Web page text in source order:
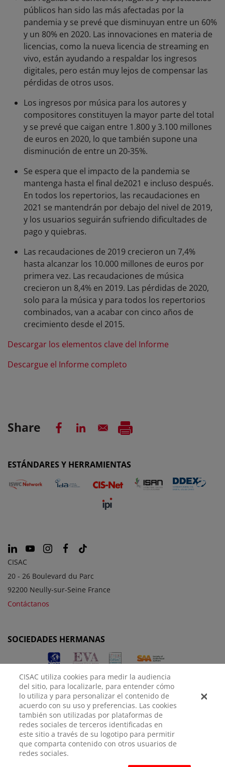
públicos han sido las más afectadas por la
pandemia y se prevé que disminuyan entre un 60%
y un 80% en 2020. Las innovaciones en materia de
licencias, como la nueva licencia de streaming en
vivo, están ayudando a respaldar los ingresos
digitales, pero están muy lejos de compensar las
pérdidas de otros usos.
Los ingresos por música para los autores y
compositores constituyen la mayor parte del total
y se prevé que caigan entre 1.800 y 3.100 millones
de euros en 2020, lo que también supone una
disminución de entre un 20-35%.
Se espera que el impacto de la pandemia se
mantenga hasta el final de2021 e incluso después.
En todos los repertorios, las recaudaciones en
2021 se mantendrán por debajo del nivel de 2019,
y los usuarios seguirán sufriendo dificultades de
pago y quiebras.
Las recaudaciones de 2019 crecieron un 7,4%
hasta alcanzar los 10.000 millones de euros por
primera vez. Las recaudaciones de música
crecieron un 8,4% en 2019. Las pérdidas de 2020,
solo para la música y para todos los repertorios
combinados, van a acabar con cinco años de
crecimiento desde el 2015.
Descargar los elementos clave del Informe
Descargue el Informe completo
Share
ESTÁNDARES Y HERRAMIENTAS
CISAC
20 - 26 Boulevard du Parc
92200 Neully-sur-Seine France
Contáctanos
SOCIEDADES HERMANAS
AVISO
LEGAL
POLÍTICA DE
PRIVACIDAD
CONFIGURACIÓN DE
COOKIES
CISAC utiliza cookies para medir la audiencia
del sitio, para localizarle, para entender cómo
lo utiliza y para personalizar el contenido de
acuerdo con su uso y preferencias. Las cookies
también son utilizadas por plataformas de
redes sociales de terceros identificadas en
este sitio a través de su logotipo para permitir
que comparta contenido con otros usuarios de
redes sociales.